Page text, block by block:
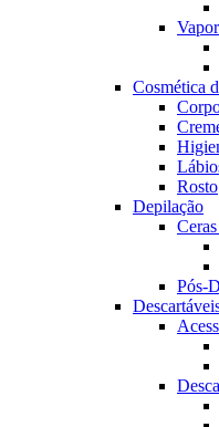
Cosmética
Rosto
Depilação
Pós-